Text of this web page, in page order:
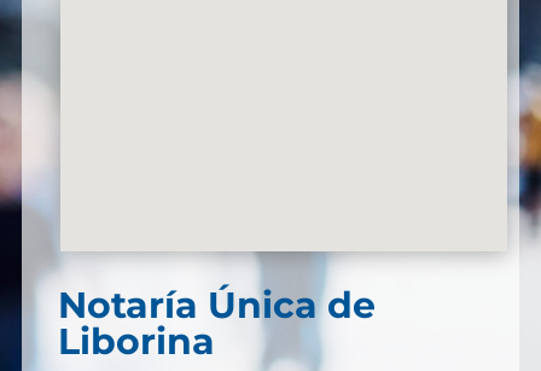
Notaría Única de
Liborina